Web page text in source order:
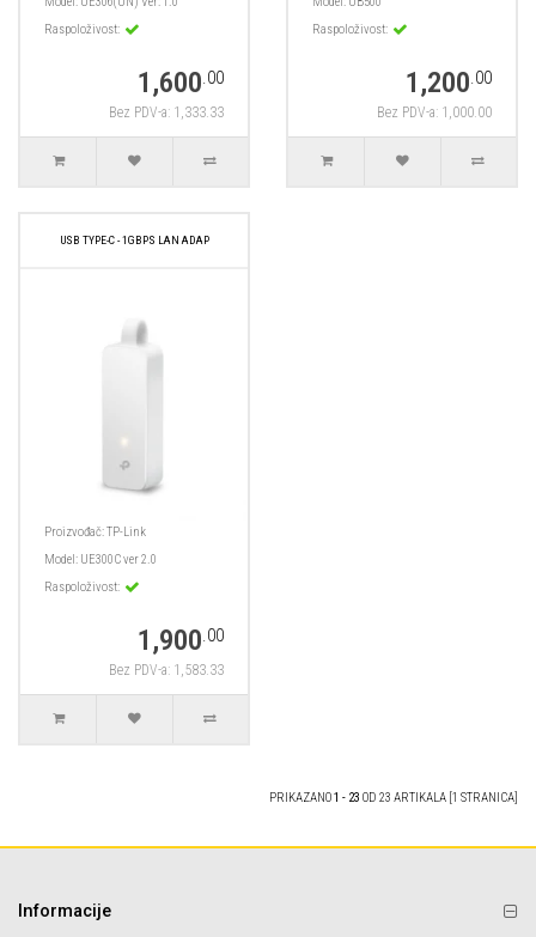
Raspoloživost:
1,600.00
Bez PDV-a: 1,333.33
Raspoloživost:
1,200.00
Bez PDV-a: 1,000.00
USB TYPE-C - 1GBPS LAN ADAP
Proizvođač:TP-Link
Model: UE300C ver 2.0
Raspoloživost:
1,900.00
Bez PDV-a: 1,583.33
PRIKAZANO1 - 23 OD 23 ARTIKALA [1 STRANICA]
Informacije